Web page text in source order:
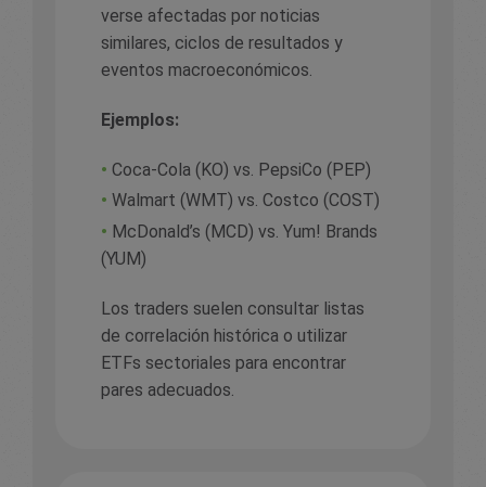
verse afectadas por noticias
similares, ciclos de resultados y
eventos macroeconómicos.
Ejemplos:
• Coca-Cola (KO) vs. PepsiCo (PEP)
• Walmart (WMT) vs. Costco (COST)
• McDonald’s (MCD) vs. Yum! Brands
(YUM)
Los traders suelen consultar listas
de correlación histórica o utilizar
ETFs sectoriales para encontrar
pares adecuados.